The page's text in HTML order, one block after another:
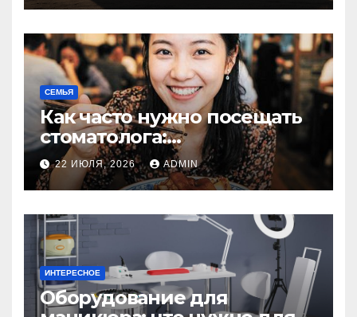
СЕМЬЯ
Как часто нужно посещать
стоматолога:
рекомендации для
здоровья зубов
22 ИЮЛЯ, 2026 ADMIN
ИНТЕРЕСНОЕ
Оборудование для